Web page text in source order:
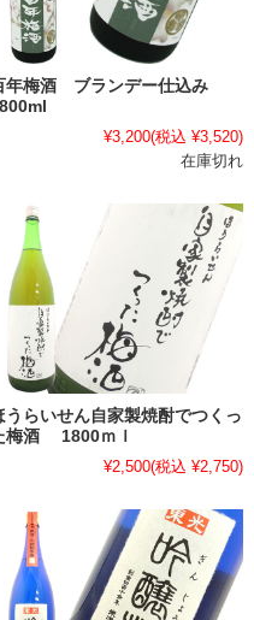
年梅酒 ブランデー仕込み
¥3,200(税込 ¥3,520)
在庫切れ
うらいせん自家製焼酎でつくっ
梅酒 1800ｍｌ
¥2,500(税込 ¥2,750)